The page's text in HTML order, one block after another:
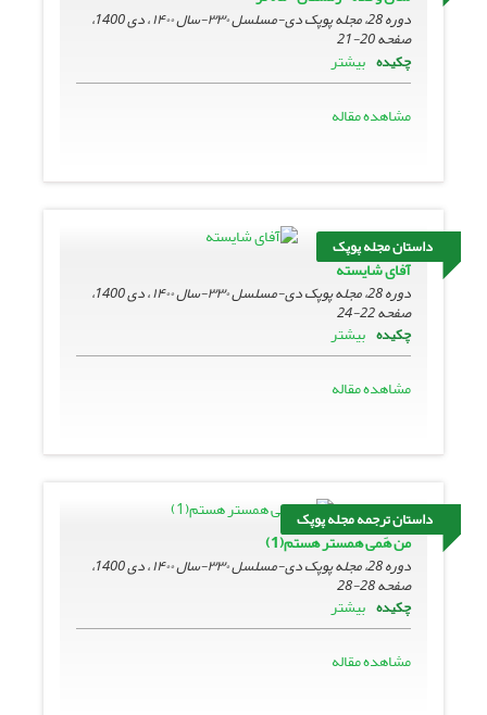
دوره 28، مجله پوپک دی-مسلسل ۳۳۰-سال ۱۴۰۰ ، دی 1400،
صفحه20-21
چکیده بیشتر
مشاهده مقاله
داستان مجله پوپک
آفای شایسته
دوره 28، مجله پوپک دی-مسلسل ۳۳۰-سال ۱۴۰۰ ، دی 1400،
صفحه22-24
چکیده بیشتر
مشاهده مقاله
داستان ترجمه مجله پوپک
من هَمی همستر هستم(1)
دوره 28، مجله پوپک دی-مسلسل ۳۳۰-سال ۱۴۰۰ ، دی 1400،
صفحه28-28
چکیده بیشتر
مشاهده مقاله